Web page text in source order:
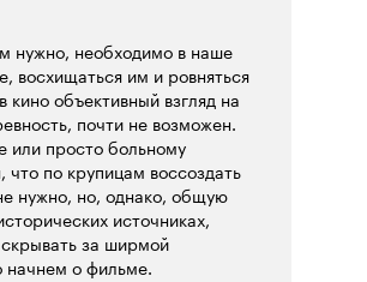
на себе все 'прелести'
когда
показано как инициатива
который нацелил его на
Гитлеру и Бушу-
(совершенно
храм султана-
своей вере и взявшего на
Христа; вопрос: всех ли
или пощадили хотя бы эту
не сошла и сделала ей почти
нужно, необходимо в наше
восхищаться им и ровняться
объективный взгляд на
почти не возможен.
или просто больному
по крупицам воссоздать
нужно, но, однако, общую
источниках,
за ширмой
начнем о фильме.